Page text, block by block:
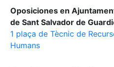
Oposiciones en
de Sant Salvador de
1 plaça de Tècnic de
Humans